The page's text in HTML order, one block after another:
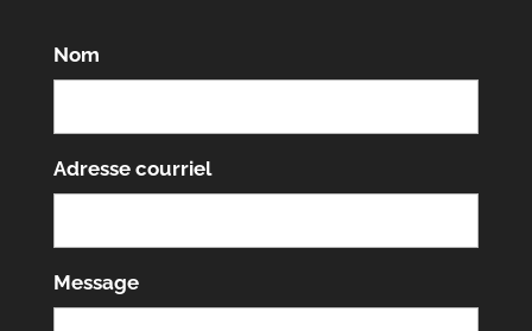
Nom
Adresse courriel
Message